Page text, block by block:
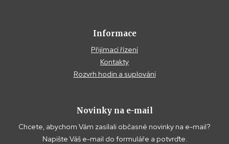
Informace
Přijímací řízení
Kontakty
Rozvrh hodin a suplování
Novinky na e-mail
Chcete, abychom Vám zasílali občasné novinky na e-mail?
Napište Váš e-mail do formuláře a potvrďte.